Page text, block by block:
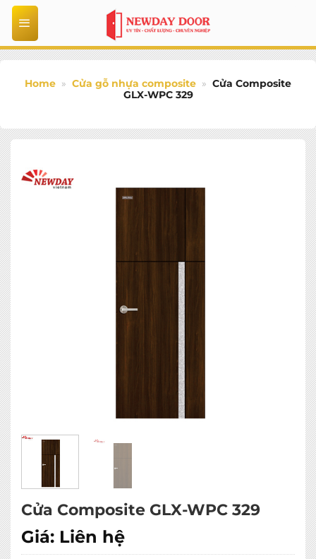
Bỏ
qua
nội
dung
Home » Cửa gỗ nhựa composite » Cửa Composite
GLX-WPC 329
Cửa Composite GLX-WPC 329
Giá: Liên hệ